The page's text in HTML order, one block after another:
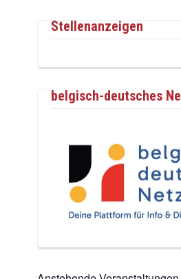
Stellenanzeigen
belgisch-deutsches